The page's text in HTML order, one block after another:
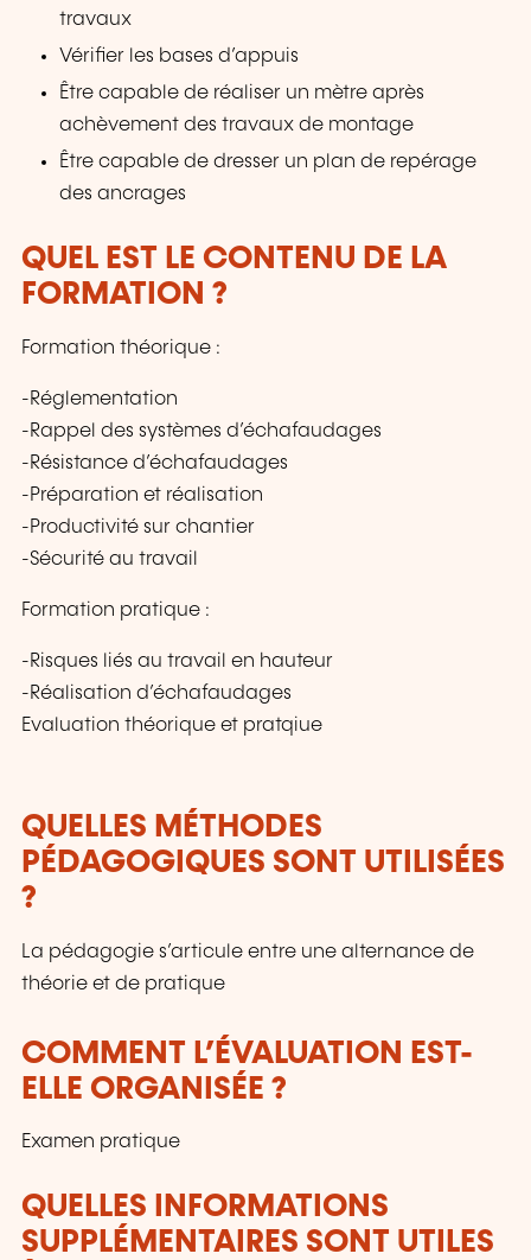
travaux
Vérifier les bases d’appuis
Être capable de réaliser un mètre après
achèvement des travaux de montage
Être capable de dresser un plan de repérage
des ancrages
QUEL EST LE CONTENU DE LA
FORMATION ?
Formation théorique :
-Réglementation
-Rappel des systèmes d’échafaudages
-Résistance d’échafaudages
-Préparation et réalisation
-Productivité sur chantier
-Sécurité au travail
Formation pratique :
-Risques liés au travail en hauteur
-Réalisation d’échafaudages
Evaluation théorique et pratqiue
QUELLES MÉTHODES
PÉDAGOGIQUES SONT UTILISÉES
?
La pédagogie s’articule entre une alternance de
théorie et de pratique
COMMENT L’ÉVALUATION EST-
ELLE ORGANISÉE ?
Examen pratique
QUELLES INFORMATIONS
SUPPLÉMENTAIRES SONT UTILES